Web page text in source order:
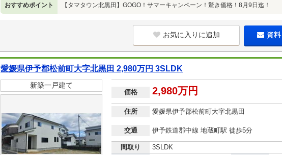
おすすめポイント 【タマタウン北黒田】GOGO！サマーキャンペーン！驚き価格！8月9日迄！
お気に入りに追加 資料
愛媛県伊予郡松前町大字北黒田 2,980万円 3SLDK
新築一戸建て
価格 2,980万円
住所 愛媛県伊予郡松前町大字北黒田
交通 伊予鉄道郡中線 地蔵町駅 徒歩5分
間取り
3SLDK